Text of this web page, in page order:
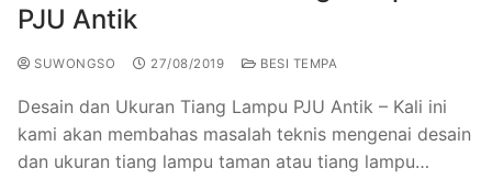
Ornamen Besi Tempa Murah Jakarta
Ranjang Besi Tempa Klasik
Tiang Lampu PJU Antik
Pengecoran Logam Jakarta
Gallery Ranjang Besi Tempa Antik Mewah
PJU Antik
SUWONGSO 27/08/2019 BESI TEMPA
Desain dan Ukuran Tiang Lampu PJU Antik – Kali ini
kami akan membahas masalah teknis mengenai desain
dan ukuran tiang lampu taman atau tiang lampu…